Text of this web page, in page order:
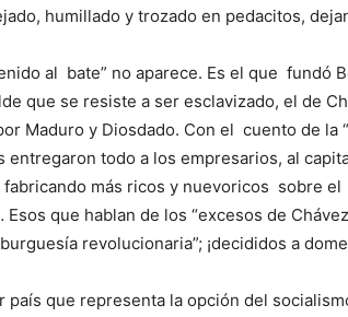
humillado y trozado en pedacitos,
al bate” no aparece. Es el que fundó
que se resiste a ser esclavizado, el de
Maduro y Diosdado. Con el cuento de la
entregaron todo a los empresarios, al
más ricos y nuevoricos sobre
que hablan de los “excesos de
revolucionaria”; ¡decididos a
país que representa la opción del